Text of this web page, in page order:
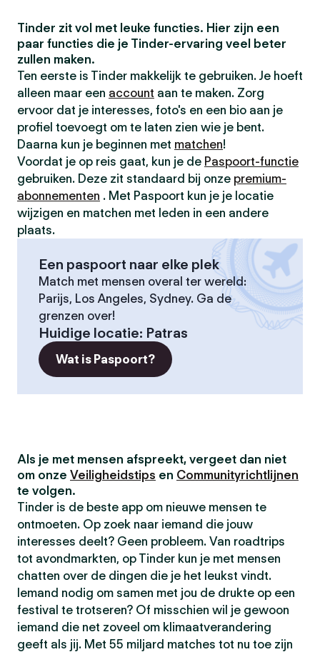
Tinder zit vol met leuke functies. Hier zijn een
paar functies die je Tinder-ervaring veel beter
zullen maken.
Ten eerste is Tinder makkelijk te gebruiken. Je hoeft
alleen maar een account aan te maken. Zorg
ervoor dat je interesses, foto's en een bio aan je
profiel toevoegt om te laten zien wie je bent.
Daarna kun je beginnen met matchen!
Voordat je op reis gaat, kun je de Paspoort-functie
gebruiken. Deze zit standaard bij onze premium-
abonnementen . Met Paspoort kun je je locatie
wijzigen en matchen met leden in een andere
plaats.
Een paspoort naar elke plek
Match met mensen overal ter wereld:
Parijs, Los Angeles, Sydney. Ga de
grenzen over!
Huidige locatie: Patras
Wat is Paspoort?
Als je met mensen afspreekt, vergeet dan niet
om onze Veiligheidstips en Communityrichtlijnen
te volgen.
Tinder is de beste app om nieuwe mensen te
ontmoeten. Op zoek naar iemand die jouw
interesses deelt? Geen probleem. Van roadtrips
tot avondmarkten, op Tinder kun je met mensen
chatten over de dingen die je het leukst vindt.
Iemand nodig om samen met jou de drukte op een
festival te trotseren? Of misschien wil je gewoon
iemand die net zoveel om klimaatverandering
geeft als jij. Met 55 miljard matches tot nu toe zijn